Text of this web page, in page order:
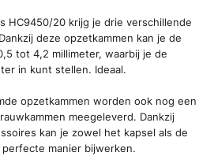
HC9450/20 krijg je drie verschillende
deze opzetkammen kan je de
tot 4,2 millimeter, waarbij je de
in kunt stellen. Ideaal.
opzetkammen worden ook nog een
meegeleverd. Dankzij
kan je zowel het kapsel als de
manier bijwerken.